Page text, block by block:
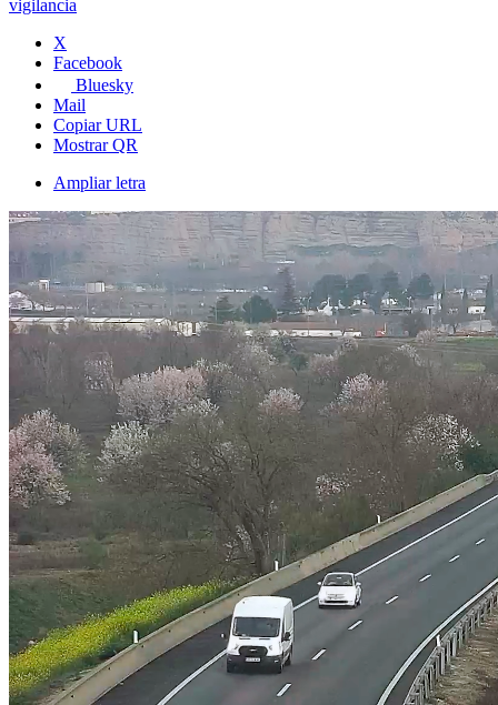
vigilancia
X
Facebook
Bluesky
Mail
Copiar URL
Mostrar QR
Ampliar letra